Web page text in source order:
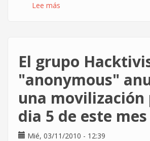
Lee más
ya
no
basta
El grupo
"anonymous"
una movilización
dia 5 de este mes
Mié, 03/11/2010 - 12:39